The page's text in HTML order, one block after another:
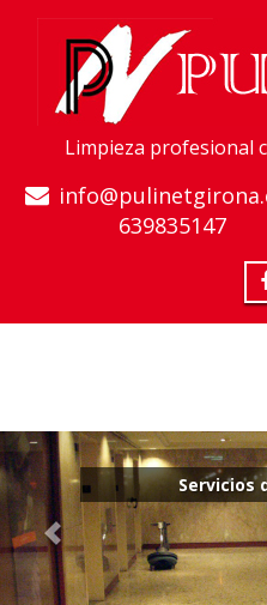
Limpieza profesional
639835147
Servicios